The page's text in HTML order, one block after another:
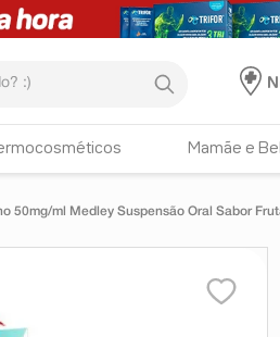
Mamãe e
50mg/ml Medley Suspensão Oral Sabor